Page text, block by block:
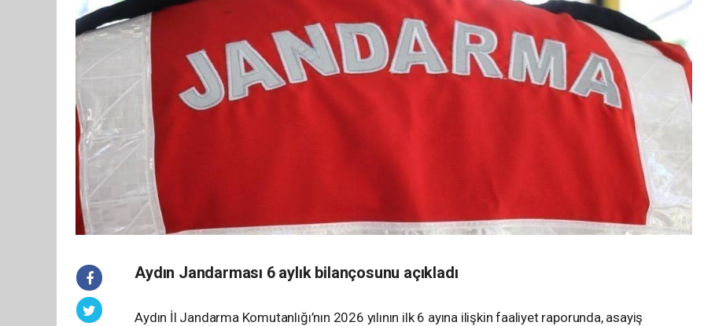
Aydın Jandarması 6 aylık bilançosunu açıkladı
Aydın İl Jandarma Komutanlığı’nın 2026 yılının ilk 6 ayına ilişkin faaliyet raporunda, asayiş